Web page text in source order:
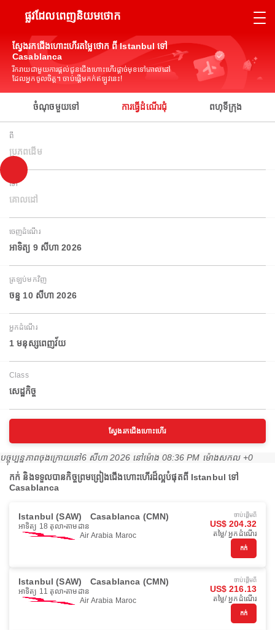
ផ្លូវដែលពេញនិយមថោក
ស្វែងរកជើងហោះហើរតម្លៃថោក ពី Istanbul ទៅ
Casablanca
រីករាយជាមួយការផ្តល់ជូនជើងហោះហើរផ្តាច់មុខទៅគោលដៅ
ដែលអ្នកចូលចិត្ត។ ចាប់ផ្តើមកក់ឥឡូវនេះ!
ចំណុចមួយទៅ ការធ្វើដំណើរជុំ ពហុទីក្រុង
ពី
ប្រភពដើម
ទៅ
គោលដៅ
ចេញដំណើរ
អាទិត្យ 9 សីហា 2026
ត្រឡប់មកវិញ
ចន្ទ 10 សីហា 2026
អ្នកដំណើរ
1 មនុស្សពេញវ័យ
Class
សេដ្ឋកិច្ច
ស្វែងរកជើងហោះហើរ
បច្ចុប្បន្នភាពចុងក្រោយនៅ6 សីហា 2026 នៅ​ម៉ោង 08:36 PM ម៉ោង​សកល +0
កក់ និងទទួលបានកិច្ចព្រមព្រៀងជើងហោះហើរដ៏ល្អបំផុតពី Istanbul ទៅ
Casablanca
Istanbul (SAW) Casablanca (CMN)
អាទិត្យ 18 តុលា តាមដាន
Air Arabia Maroc
ចាប់ផ្ដើមពី
US$ 204.32
តម្លៃ/ អ្នកដំណើរ
កក់
Istanbul (SAW) Casablanca (CMN)
អាទិត្យ 11 តុលា តាមដាន
Air Arabia Maroc
ចាប់ផ្ដើមពី
US$ 216.13
តម្លៃ/ អ្នកដំណើរ
កក់